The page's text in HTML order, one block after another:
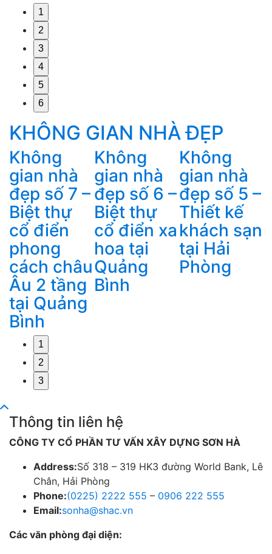
1
2
3
4
5
6
KHÔNG GIAN NHÀ ĐẸP
Không
gian nhà
đẹp số 7 –
Biệt thự
cổ điển
phong
cách châu
Âu 2 tầng
tại Quảng
Bình
Không
gian nhà
đẹp số 6 –
Biệt thự
cổ điển xa
hoa tại
Quảng
Bình
Không
gian nhà
đẹp số 5 –
Thiết kế
khách sạn
tại Hải
Phòng
1
2
3
Thông tin liên hệ
CÔNG TY CỔ PHẦN TƯ VẤN XÂY DỰNG SƠN HÀ
Address:Số 318 – 319 HK3 đường World Bank, Lê
Chân, Hải Phòng
Phone:(0225) 2222 555 – 0906 222 555
Email:sonha@shac.vn
Các văn phòng đại diện: